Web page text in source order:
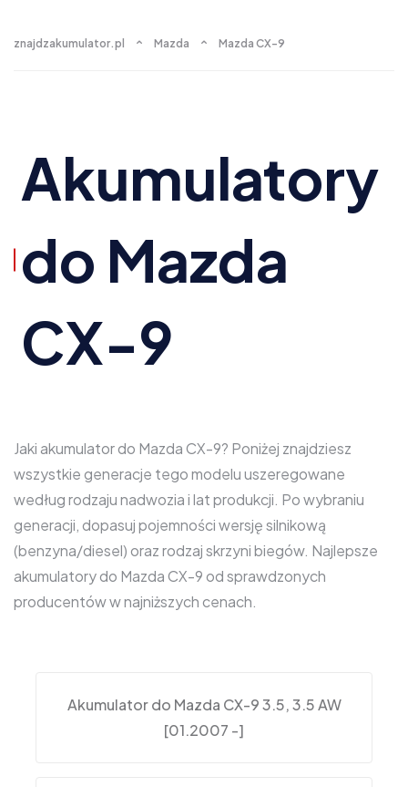
znajdzakumulator.pl Mazda Mazda CX-9
Akumulatory
do Mazda
CX-9
Jaki akumulator do Mazda CX-9? Poniżej znajdziesz
wszystkie generacje tego modelu uszeregowane
według rodzaju nadwozia i lat produkcji. Po wybraniu
generacji, dopasuj pojemności wersję silnikową
(benzyna/diesel) oraz rodzaj skrzyni biegów. Najlepsze
akumulatory do Mazda CX-9 od sprawdzonych
producentów w najniższych cenach.
Akumulator do Mazda CX-9 3.5, 3.5 AW
[01.2007 -]